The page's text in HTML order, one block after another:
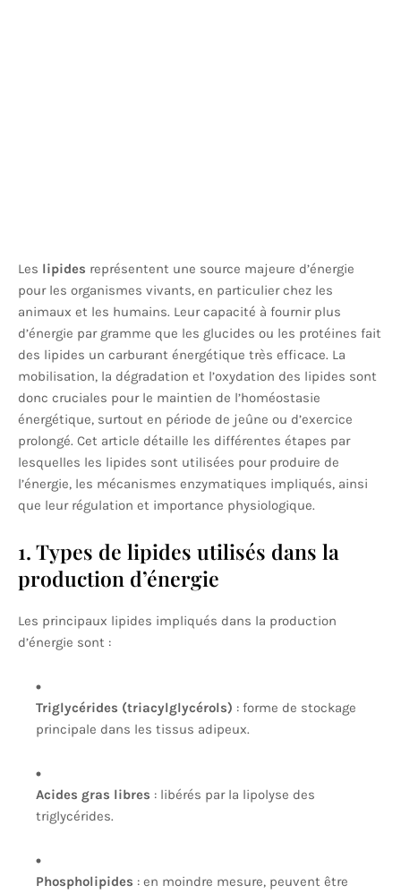
Les lipides représentent une source majeure d’énergie
pour les organismes vivants, en particulier chez les
animaux et les humains. Leur capacité à fournir plus
d’énergie par gramme que les glucides ou les protéines fait
des lipides un carburant énergétique très efficace. La
mobilisation, la dégradation et l’oxydation des lipides sont
donc cruciales pour le maintien de l’homéostasie
énergétique, surtout en période de jeûne ou d’exercice
prolongé. Cet article détaille les différentes étapes par
lesquelles les lipides sont utilisées pour produire de
l’énergie, les mécanismes enzymatiques impliqués, ainsi
que leur régulation et importance physiologique.
1. Types de lipides utilisés dans la
production d’énergie
Les principaux lipides impliqués dans la production
d’énergie sont :
Triglycérides (triacylglycérols) : forme de stockage
principale dans les tissus adipeux.
Acides gras libres : libérés par la lipolyse des
triglycérides.
Phospholipides : en moindre mesure, peuvent être